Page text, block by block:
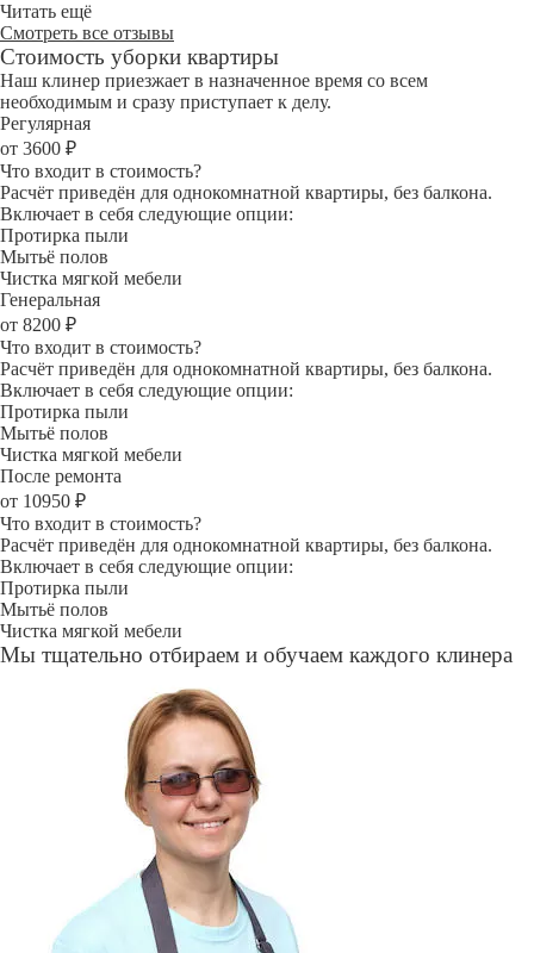
Читать ещё
Смотреть все отзывы
Стоимость уборки квартиры
Наш клинер приезжает в назначенное время со всем
необходимым и сразу приступает к делу.
Регулярная
от 3600 ₽
Что входит в стоимость?
Расчёт приведён для однокомнатной квартиры, без балкона.
Включает в себя следующие опции:
Протирка пыли
Мытьё полов
Чистка мягкой мебели
Генеральная
от 8200 ₽
Что входит в стоимость?
Расчёт приведён для однокомнатной квартиры, без балкона.
Включает в себя следующие опции:
Протирка пыли
Мытьё полов
Чистка мягкой мебели
После ремонта
от 10950 ₽
Что входит в стоимость?
Расчёт приведён для однокомнатной квартиры, без балкона.
Включает в себя следующие опции:
Протирка пыли
Мытьё полов
Чистка мягкой мебели
Мы тщательно отбираем и обучаем каждого клинера